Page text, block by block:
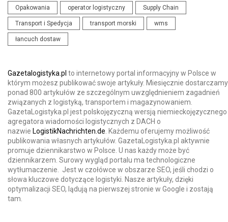
Opakowania operator logistyczny Supply Chain
Transport i Spedycja transport morski wms
łancuch dostaw
Gazetalogistyka.pl to internetowy portal informacyjny w Polsce w
którym możesz publikować swoje artykuły. Miesięcznie dostarczamy
ponad 800 artykułów ze szczególnym uwzględnieniem zagadnień
związanych z logistyką, transportem i magazynowaniem.
GazetaLogistyka.pl jest polskojęzyczną wersją niemieckojęzycznego
agregatora wiadomości logistycznych z DACH o
nazwie LogistikNachrichten.de. Każdemu oferujemy możliwość
publikowania własnych artykułów. GazetaLogistyka.pl aktywnie
promuje dziennikarstwo w Polsce. U nas każdy może być
dziennikarzem. Surowy wygląd portalu ma technologiczne
wytłumaczenie. Jest w czołówce w obszarze SEO, jeśli chodzi o
słowa kluczowe dotyczące logistyki. Nasze artykuły, dzięki
optymalizacji SEO, lądują na pierwszej stronie w Google i zostają
tam.